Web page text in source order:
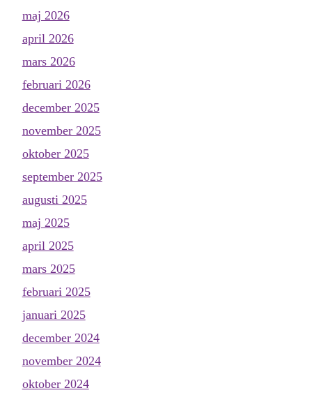
maj 2026
april 2026
mars 2026
februari 2026
december 2025
november 2025
oktober 2025
september 2025
augusti 2025
maj 2025
april 2025
mars 2025
februari 2025
januari 2025
december 2024
november 2024
oktober 2024